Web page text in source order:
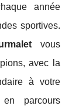
année
sportives.
vous
avec la
à votre
parcours